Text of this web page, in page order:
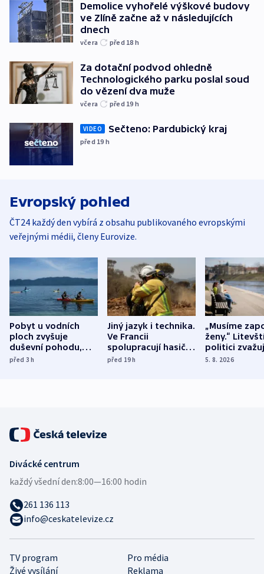
Demolice vyhořelé výškové budovy
ve Zlíně začne až v následujících
dnech
včera před 18 h
Za dotační podvod ohledně
Technologického parku poslal soud
do vězení dva muže
včera před 19 h
VIDEO Sečteno: Pardubický kraj
před 19 h
Evropský pohled
ČT24 každý den vybírá z obsahu publikovaného evropskými
veřejnými médii, členy Eurovize.
Pobyt u vodních
ploch zvyšuje
duševní pohodu,
ukázala
před 3h
Jiný jazyk i technika.
Ve Francii
spolupracují hasiči z
různých zemí
před 19h
„Musíme
ženy.“
politici
dohodu o
5. 8. 2026
TV program
Pro média
Živé vysílání
Reklama
Divácké centrum
každý všední den:8:00—16:00 hodin
261 136 113
info@ceskatelevize.cz